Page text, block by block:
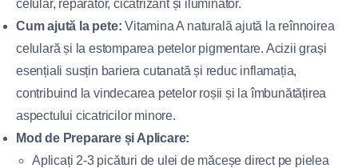
celular, reparator, cicatrizant și iluminator.
Cum ajută la pete: Vitamina A naturală ajută la reînnoirea
celulară și la estomparea petelor pigmentare. Acizii grași
esențiali susțin bariera cutanată și reduc inflamația,
contribuind la vindecarea petelor roșii și la îmbunătățirea
aspectului cicatricilor minore.
Mod de Preparare și Aplicare:
Aplicați 2-3 picături de ulei de măceșe direct pe pielea